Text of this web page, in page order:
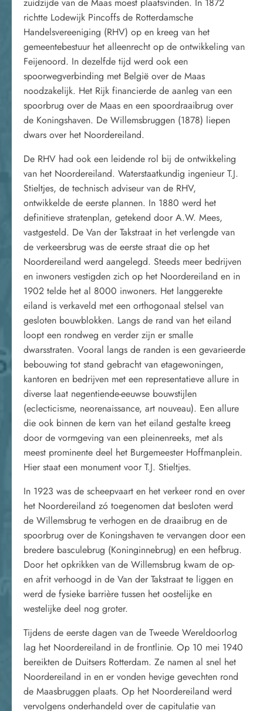
richtte Lodewijk Pincoffs de Rotterdamsche
Handelsvereeniging (RHV) op en kreeg van het
gemeentebestuur het alleenrecht op de ontwikkeling van
Feijenoord. In dezelfde tijd werd ook een
spoorwegverbinding met België over de Maas
noodzakelijk. Het Rijk financierde de aanleg van een
spoorbrug over de Maas en een spoordraaibrug over
de Koningshaven. De Willemsbruggen (1878) liepen
dwars over het Noordereiland.
De RHV had ook een leidende rol bij de ontwikkeling
van het Noordereiland. Waterstaatkundig ingenieur T.J.
Stieltjes, de technisch adviseur van de RHV,
ontwikkelde de eerste plannen. In 1880 werd het
definitieve stratenplan, getekend door A.W. Mees,
vastgesteld. De Van der Takstraat in het verlengde van
de verkeersbrug was de eerste straat die op het
Noordereiland werd aangelegd. Steeds meer bedrijven
en inwoners vestigden zich op het Noordereiland en in
1902 telde het al 8000 inwoners. Het langgerekte
eiland is verkaveld met een orthogonaal stelsel van
gesloten bouwblokken. Langs de rand van het eiland
loopt een rondweg en verder zijn er smalle
dwarsstraten. Vooral langs de randen is een gevarieerde
bebouwing tot stand gebracht van etagewoningen,
kantoren en bedrijven met een representatieve allure in
diverse laat negentiende-eeuwse bouwstijlen
(eclecticisme, neorenaissance, art nouveau). Een allure
die ook binnen de kern van het eiland gestalte kreeg
door de vormgeving van een pleinenreeks, met als
meest prominente deel het Burgemeester Hoffmanplein.
Hier staat een monument voor T.J. Stieltjes.
In 1923 was de scheepvaart en het verkeer rond en over
het Noordereiland zó toegenomen dat besloten werd
de Willemsbrug te verhogen en de draaibrug en de
spoorbrug over de Koningshaven te vervangen door een
bredere basculebrug (Koninginnebrug) en een hefbrug.
Door het opkrikken van de Willemsbrug kwam de op-
en afrit verhoogd in de Van der Takstraat te liggen en
werd de fysieke barrière tussen het oostelijke en
westelijke deel nog groter.
Tijdens de eerste dagen van de Tweede Wereldoorlog
lag het Noordereiland in de frontlinie. Op 10 mei 1940
bereikten de Duitsers Rotterdam. Ze namen al snel het
Noordereiland in en er vonden hevige gevechten rond
de Maasbruggen plaats. Op het Noordereiland werd
vervolgens onderhandeld over de capitulatie van